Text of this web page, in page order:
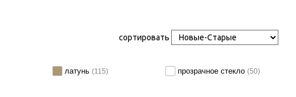
сортировать
латунь(115) прозрачное стекло(50)